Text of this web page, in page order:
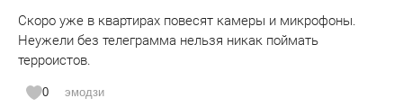
Скоро уже в квартирах повесят камеры и микрофоны.
Неужели без телеграмма нельзя никак поймать
терроистов.
0 эмодзи